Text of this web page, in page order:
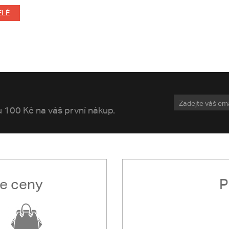
Kč na váš první nákup.
ceny